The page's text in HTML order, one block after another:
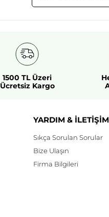
1500 TL Üzeri
Ücretsiz Kargo
YARDIM & İLETİŞİM
Sıkça Sorulan Sorular
Bize Ulaşın
Firma Bilgileri